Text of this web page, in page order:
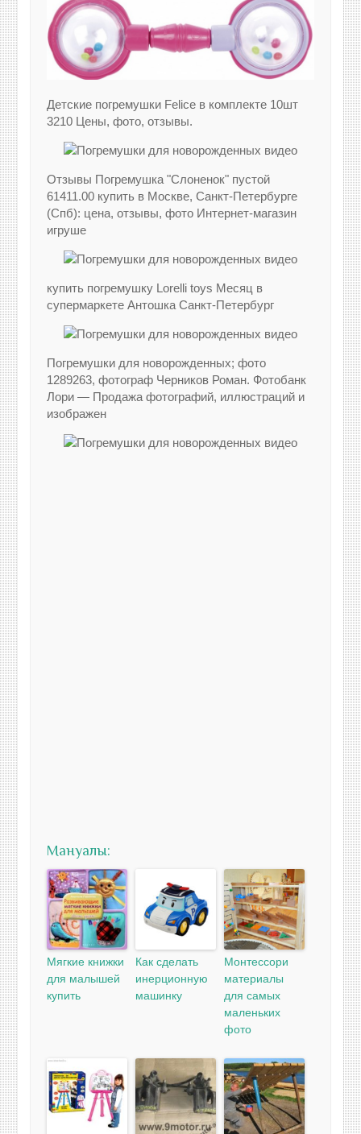
Детские погремушки Felice в комплекте 10шт
3210 Цены, фото, отзывы.
Отзывы Погремушка "Слоненок" пустой
61411.00 купить в Москве, Санкт-Петербурге
(Спб): цена, отзывы, фото Интернет-магазин
игруше
купить погремушку Lorelli toys Месяц в
супермаркете Антошка Санкт-Петербург
Погремушки для новорожденных; фото
1289263, фотограф Черников Роман. Фотобанк
Лори — Продажа фотографий, иллюстраций и
изображен
Мануалы:
Мягкие книжки
для малышей
купить
Как сделать
инерционную
машинку
Монтессори
материалы
для самых
маленьких
фото